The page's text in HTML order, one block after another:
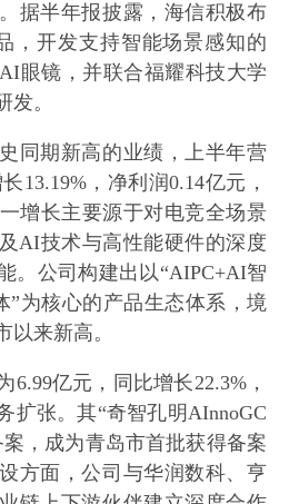
据半年报披露，海信积极布
，开发支持智能场景感知的
眼镜，并联合福耀科技大学
。
同期新高的业绩，上半年营
13.19%，净利润0.14亿元，
增长主要源于对电竞全场景
AI技术与高性能硬件的深度
。公司构建出以“AIPC+AI智
”为核心的产品生态体系，境
以来新高。
6.99亿元，同比增长22.3%，
扩张。其“奇智孔明AInnoGC
，成为青岛市首批获得备案
方面，公司与华润数科、亨